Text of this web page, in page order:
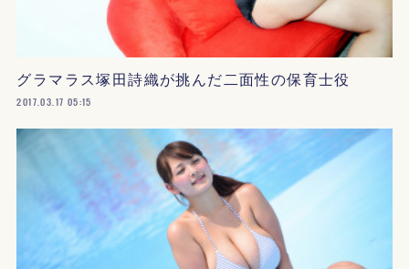
グラマラス塚田詩織が挑んだ二面性の保育士役
2017.03.17 05:15